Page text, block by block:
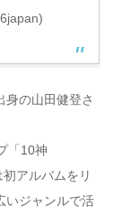
の山田健登さ
「10神
アルバムをリ
いジャンルで活